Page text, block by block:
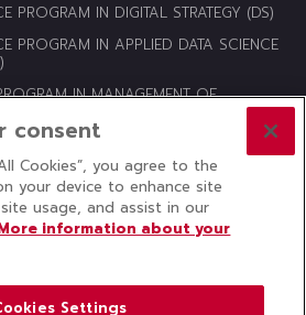
PROGRAM IN DIGITAL STRATEGY (DS)
PROGRAM IN APPLIED DATA SCIENCE
IN MANAGEMENT OF
THAMMASAT UNIVERSITY ALL
RIGHTS RESERVED
to CITU News
consent
Cookies”, you agree to the
your device to enhance site
usage, and assist in our
information about your
Settings